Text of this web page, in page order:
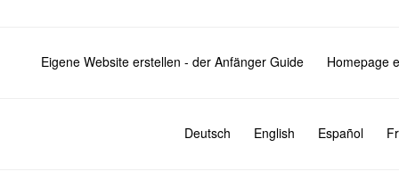
Eigene Website erstellen - der Anfänger Guide Homepage
Deutsch English Español